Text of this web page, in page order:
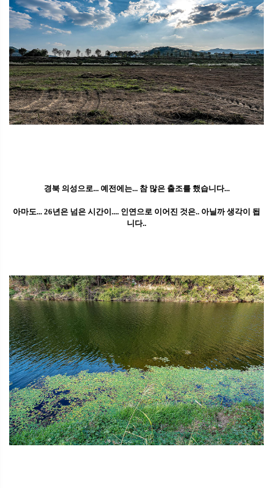
경북 의성으로... 예전에는... 참 많은 출조를 했습니다...
아마도... 26년은 넘은 시간이.... 인연으로 이어진 것은.. 아닐까 생각이 됩
니다..